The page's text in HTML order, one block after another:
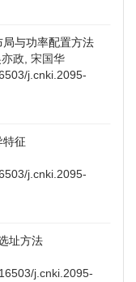
与功率配置方法
政, 宋国华
j.cnki.2095-
特征
j.cnki.2095-
址方法
j.cnki.2095-